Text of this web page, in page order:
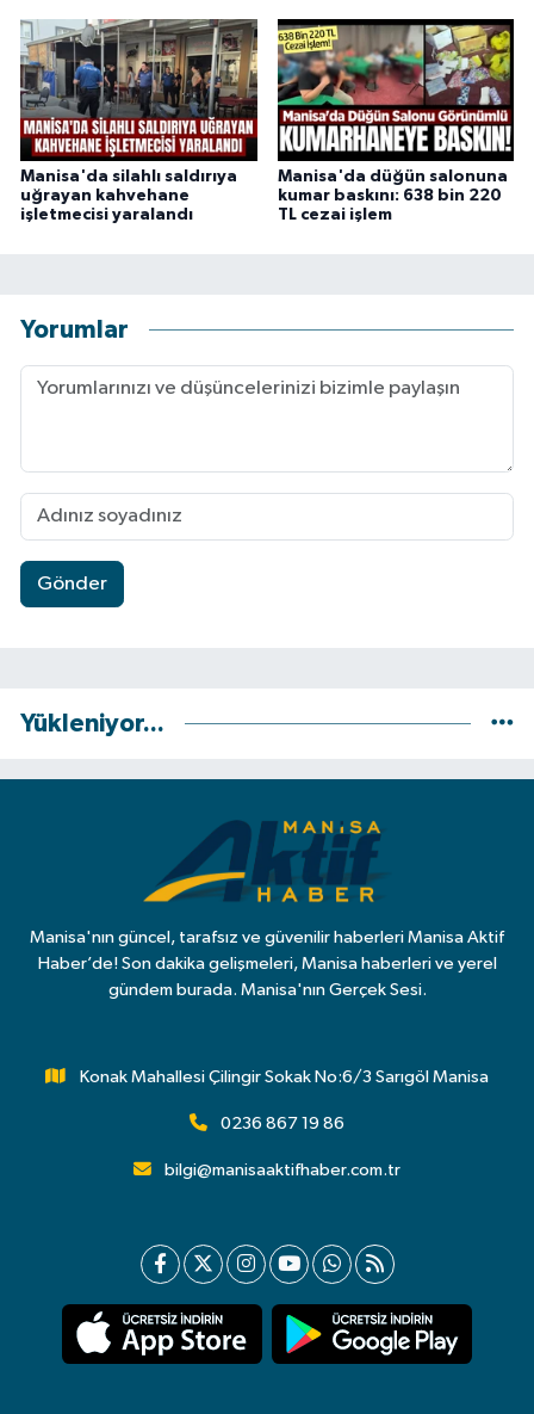
Manisa'da silahlı saldırıya
uğrayan kahvehane
işletmecisi yaralandı
Manisa'da düğün salonuna
kumar baskını: 638 bin 220
TL cezai işlem
Yorumlar
Gönder
Yükleniyor...
Manisa'nın güncel, tarafsız ve güvenilir haberleri Manisa Aktif
Haber’de! Son dakika gelişmeleri, Manisa haberleri ve yerel
gündem burada. Manisa'nın Gerçek Sesi.
Konak Mahallesi Çilingir Sokak No:6/3 Sarıgöl Manisa
0236 867 19 86
bilgi@manisaaktifhaber.com.tr